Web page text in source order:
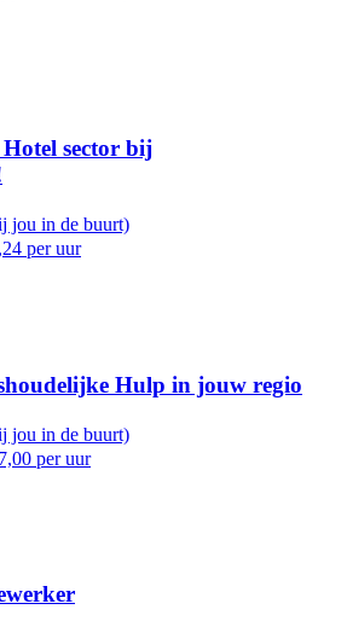
sector bij
jou in de buurt)
per uur
Hulp in jouw regio
jou in de buurt)
per uur